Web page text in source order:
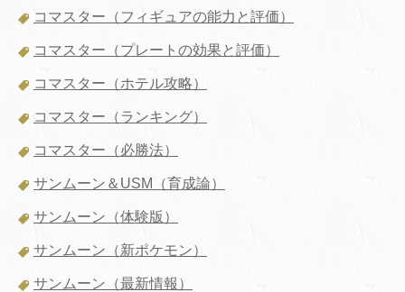
コマスター（フィギュアの能力と評価）
コマスター（プレートの効果と評価）
コマスター（ホテル攻略）
コマスター（ランキング）
コマスター（必勝法）
サンムーン＆USM（育成論）
サンムーン（体験版）
サンムーン（新ポケモン）
サンムーン（最新情報）